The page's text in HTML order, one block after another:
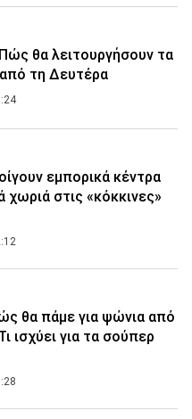
θα λειτουργήσουν τα
τη Δευτέρα
εμπορικά κέντρα
χωριά στις «κόκκινες»
θα πάμε για ψώνια από
ισχύει για τα σούπερ